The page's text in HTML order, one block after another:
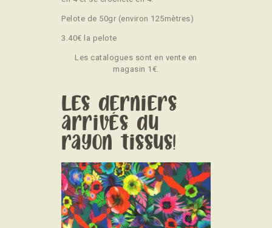
Pelote de 50gr (environ 125mètres)
3.40€ la pelote
Les catalogues sont en vente en
magasin 1€.
Les derniers
arrivés du
rayon tissus!